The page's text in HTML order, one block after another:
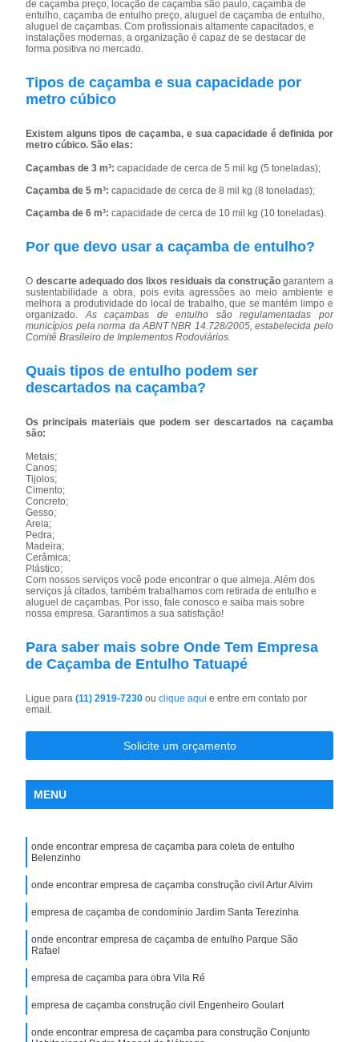
de caçamba preço, locação de caçamba são paulo, caçamba de
entulho, caçamba de entulho preço, aluguel de caçamba de entulho,
aluguel de caçambas. Com profissionais altamente capacitados, e
instalações modernas, a organização é capaz de se destacar de
forma positiva no mercado.
Tipos de caçamba e sua capacidade por
metro cúbico
Existem alguns tipos de caçamba, e sua capacidade é definida por
metro cúbico. São elas:
Caçambas de 3 m³: capacidade de cerca de 5 mil kg (5 toneladas);
Caçamba de 5 m³: capacidade de cerca de 8 mil kg (8 toneladas);
Caçamba de 6 m³: capacidade de cerca de 10 mil kg (10 toneladas).
Por que devo usar a caçamba de entulho?
O descarte adequado dos lixos residuais da construção garantem a
sustentabilidade a obra, pois evita agressões ao meio ambiente e
melhora a produtividade do local de trabalho, que se mantém limpo e
organizado. As caçambas de entulho são regulamentadas por
municípios pela norma da ABNT NBR 14.728/2005, estabelecida pelo
Comitê Brasileiro de Implementos Rodoviários.
Quais tipos de entulho podem ser
descartados na caçamba?
Os principais materiais que podem ser descartados na caçamba
são:
Metais;
Canos;
Tijolos;
Cimento;
Concreto;
Gesso;
Areia;
Pedra;
Madeira;
Cerâmica;
Plástico;
Com nossos serviços você pode encontrar o que almeja. Além dos
serviços já citados, também trabalhamos com retirada de entulho e
aluguel de caçambas. Por isso, fale conosco e saiba mais sobre
nossa empresa. Garantimos a sua satisfação!
Para saber mais sobre Onde Tem Empresa
de Caçamba de Entulho Tatuapé
Ligue para(11) 2919-7230ouclique aqui e entre em contato por
email.
Solicite um orçamento
MENU
onde encontrar empresa de caçamba para coleta de entulho
Belenzinho
onde encontrar empresa de caçamba construção civil Artur Alvim
empresa de caçamba de condomínio Jardim Santa Terezinha
onde encontrar empresa de caçamba de entulho Parque São
Rafael
empresa de caçamba para obra Vila Ré
empresa de caçamba construção civil Engenheiro Goulart
onde encontrar empresa de caçamba para construção Conjunto